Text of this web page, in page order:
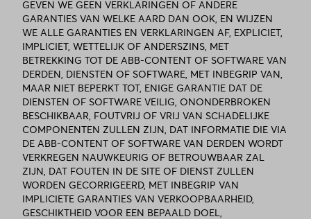
GEVEN WE GEEN VERKLARINGEN OF ANDERE
GARANTIES VAN WELKE AARD DAN OOK, EN WIJZEN
WE ALLE GARANTIES EN VERKLARINGEN AF, EXPLICIET,
IMPLICIET, WETTELIJK OF ANDERSZINS, MET
BETREKKING TOT DE ABB-CONTENT OF SOFTWARE VAN
DERDEN, DIENSTEN OF SOFTWARE, MET INBEGRIP VAN,
MAAR NIET BEPERKT TOT, ENIGE GARANTIE DAT DE
DIENSTEN OF SOFTWARE VEILIG, ONONDERBROKEN
BESCHIKBAAR, FOUTVRIJ OF VRIJ VAN SCHADELIJKE
COMPONENTEN ZULLEN ZIJN, DAT INFORMATIE DIE VIA
DE ABB-CONTENT OF SOFTWARE VAN DERDEN WORDT
VERKREGEN NAUWKEURIG OF BETROUWBAAR ZAL
ZIJN, DAT FOUTEN IN DE SITE OF DIENST ZULLEN
WORDEN GECORRIGEERD, MET INBEGRIP VAN
IMPLICIETE GARANTIES VAN VERKOOPBAARHEID,
GESCHIKTHEID VOOR EEN BEPAALD DOEL,